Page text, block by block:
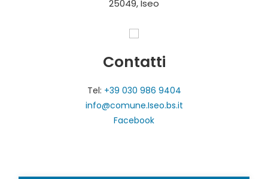
25049, Iseo
Contatti
Tel: +39 030 986 9404
info@comune.Iseo.bs.it
Facebook